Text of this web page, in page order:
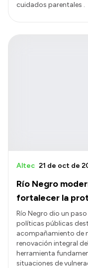
cuidados parentales .
Río Negro
fortalecer la
Altec 21 de oct de
Río Negro dio un
políticas públicas
acompañamiento de
renovación integral
herramienta
situaciones de